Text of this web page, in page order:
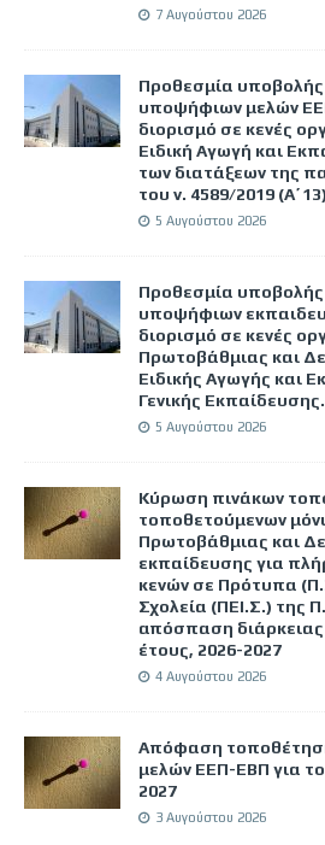
7 Αυγούστου 2026
Προθεσμία
υποψήφιων μελών
διορισμό σε κενές
Ειδική Αγωγή και
των διατάξεων της
του ν. 4589/2019
5 Αυγούστου 2026
Προθεσμία
υποψήφιων
διορισμό σε κενές
Πρωτοβάθμιας και
Ειδικής Αγωγής και
Γενικής Εκπαίδευσης.
5 Αυγούστου 2026
Κύρωση πινάκων
τοποθετούμενων
Πρωτοβάθμιας και
εκπαίδευσης για
κενών σε Πρότυπα
Σχολεία (ΠΕΙ.Σ.) της
απόσπαση διάρκειας
έτους, 2026-2027
4 Αυγούστου 2026
Απόφαση
μελών ΕΕΠ-ΕΒΠ για το
2027
3 Αυγούστου 2026